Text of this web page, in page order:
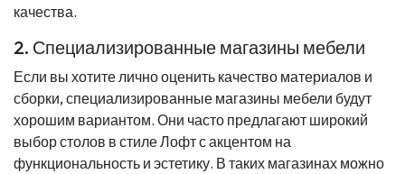
качества.
2. Специализированные магазины мебели
Если вы хотите лично оценить качество материалов и
сборки, специализированные магазины мебели будут
хорошим вариантом. Они часто предлагают широкий
выбор столов в стиле Лофт с акцентом на
функциональность и эстетику. В таких магазинах можно